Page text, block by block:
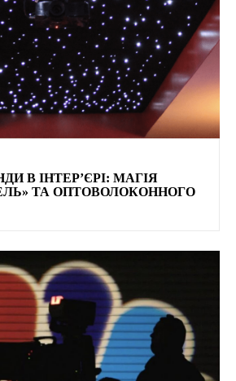
В ІНТЕР’ЄРІ: МАГІЯ
ТА ОПТОВОЛОКОННОГО